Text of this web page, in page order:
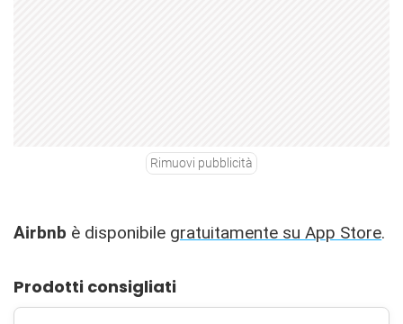
Rimuovi pubblicità
Airbnb è disponibile gratuitamente su App Store.
Prodotti consigliati